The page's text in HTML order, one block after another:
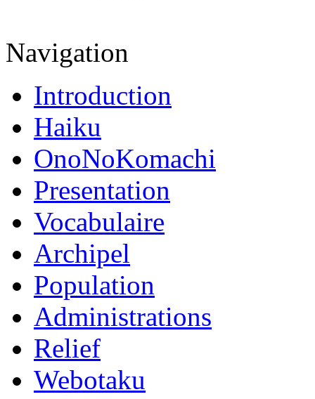
Navigation
Introduction
Haiku
OnoNoKomachi
Presentation
Vocabulaire
Archipel
Population
Administrations
Relief
Webotaku